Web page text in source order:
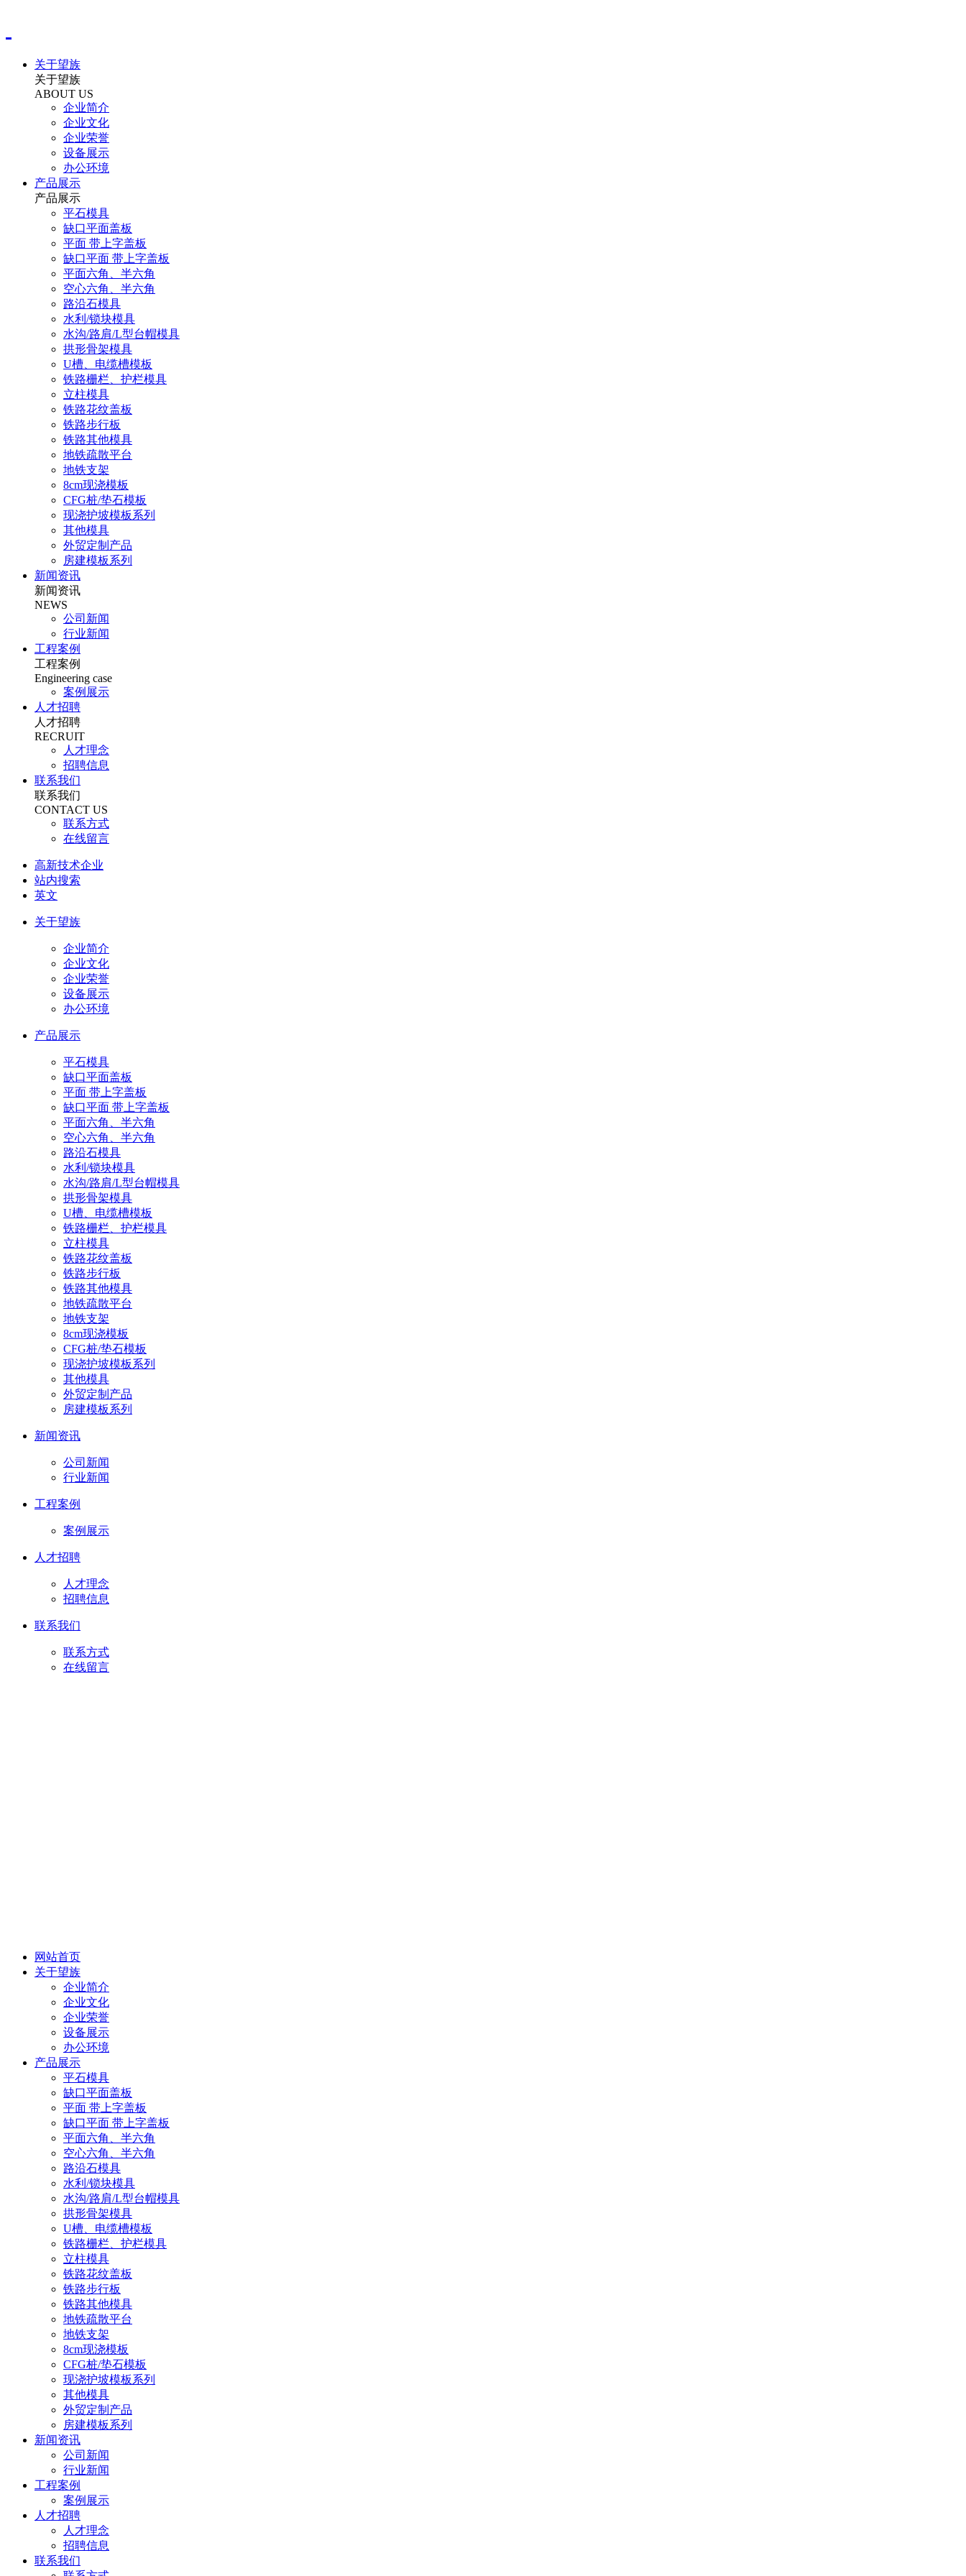
关于望族
关于望族
ABOUT US
企业简介
企业文化
企业荣誉
设备展示
办公环境
产品展示
产品展示
平石模具
缺口平面盖板
平面 带上字盖板
缺口平面 带上字盖板
平面六角、半六角
空心六角、半六角
路沿石模具
水利/锁块模具
水沟/路肩/L型台帽模具
拱形骨架模具
U槽、电缆槽模板
铁路栅栏、护栏模具
立柱模具
铁路花纹盖板
铁路步行板
铁路其他模具
地铁疏散平台
地铁支架
8cm现浇模板
CFG桩/垫石模板
现浇护坡模板系列
其他模具
外贸定制产品
房建模板系列
新闻资讯
新闻资讯
NEWS
公司新闻
行业新闻
工程案例
工程案例
Engineering case
案例展示
人才招聘
人才招聘
RECRUIT
人才理念
招聘信息
联系我们
联系我们
CONTACT US
联系方式
在线留言
高新技术企业
站内搜索
英文
关于望族
企业简介
企业文化
企业荣誉
设备展示
办公环境
产品展示
平石模具
缺口平面盖板
平面 带上字盖板
缺口平面 带上字盖板
平面六角、半六角
空心六角、半六角
路沿石模具
水利/锁块模具
水沟/路肩/L型台帽模具
拱形骨架模具
U槽、电缆槽模板
铁路栅栏、护栏模具
立柱模具
铁路花纹盖板
铁路步行板
铁路其他模具
地铁疏散平台
地铁支架
8cm现浇模板
CFG桩/垫石模板
现浇护坡模板系列
其他模具
外贸定制产品
房建模板系列
新闻资讯
公司新闻
行业新闻
工程案例
案例展示
人才招聘
人才理念
招聘信息
联系我们
联系方式
在线留言
网站首页
关于望族
企业简介
企业文化
企业荣誉
设备展示
办公环境
产品展示
平石模具
缺口平面盖板
平面 带上字盖板
缺口平面 带上字盖板
平面六角、半六角
空心六角、半六角
路沿石模具
水利/锁块模具
水沟/路肩/L型台帽模具
拱形骨架模具
U槽、电缆槽模板
铁路栅栏、护栏模具
立柱模具
铁路花纹盖板
铁路步行板
铁路其他模具
地铁疏散平台
地铁支架
8cm现浇模板
CFG桩/垫石模板
现浇护坡模板系列
其他模具
外贸定制产品
房建模板系列
新闻资讯
公司新闻
行业新闻
工程案例
案例展示
人才招聘
人才理念
招聘信息
联系我们